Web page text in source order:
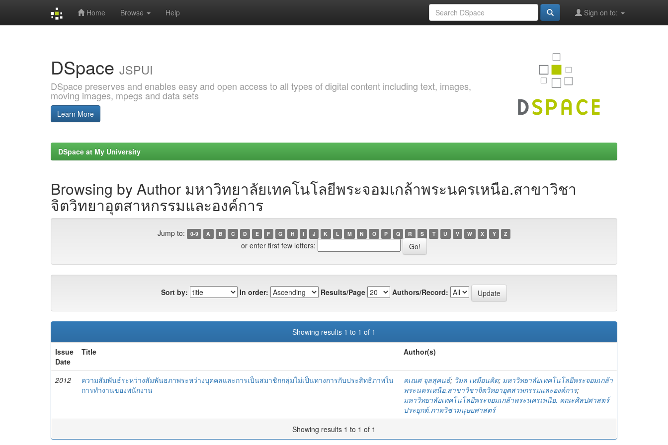
Home Browse Help Sign on to:
DSpace JSPUI
DSpace preserves and enables easy and open access to all types of digital content including text, images,
moving images, mpegs and data sets
Learn More
DSpace at My University
Browsing by Author มหาวิทยาลัยเทคโนโลยีพระจอมเกล้าพระนครเหนือ.สาขาวิชา
จิตวิทยาอุตสาหกรรมและองค์การ
Jump to: 0-9 A B C D E F G H I J K L M N O P Q R S T U V W X Y Z
or enter first few letters:
Sort by: In order: Results/Page Authors/Record:
Showing results 1 to 1 of 1
Issue
Date
Title Author(s)
2012
ความสัมพันธ์ระหว่างสัมพันธภาพระหว่างบุคคลและการเป็นสมาชิกกลุ่มไม่เป็นทางการกับประสิทธิภาพใน
การทำงานของพนักงาน
คเณศ จุลสุคนธ์; วิมล เหมือนคิด; มหาวิทยาลัยเทคโนโลยีพระจอมเกล้า
พระนครเหนือ.สาขาวิชาจิตวิทยาอุตสาหกรรมและองค์การ;
มหาวิทยาลัยเทคโนโลยีพระจอมเกล้าพระนครเหนือ. คณะศิลปศาสตร์
ประยุกต์.ภาควิชามนุษยศาสตร์
Showing results 1 to 1 of 1